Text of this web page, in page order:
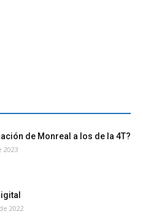
de Monreal a los de la 4T?
2023
2022